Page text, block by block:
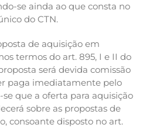
se ainda ao que consta no
do CTN.
de aquisição em
termos do art. 895, I e II do
será devida comissão
paga imediatamente pelo
que a oferta para aquisição
sobre as propostas de
consoante disposto no art.